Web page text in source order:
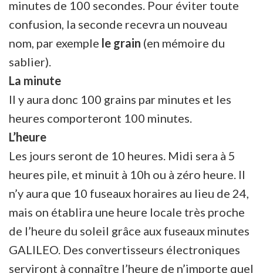
minutes de 100 secondes. Pour éviter toute
confusion, la seconde recevra un nouveau
nom, par exemple le grain (en mémoire du
sablier).
La minute
Il y aura donc 100 grains par minutes et les
heures comporteront 100 minutes.
L’heure
Les jours seront de 10 heures. Midi sera à 5
heures pile, et minuit à 10h ou à zéro heure. Il
n’y aura que 10 fuseaux horaires au lieu de 24,
mais on établira une heure locale très proche
de l’heure du soleil grâce aux fuseaux minutes
GALILEO. Des convertisseurs électroniques
serviront à connaître l’heure de n’importe quel